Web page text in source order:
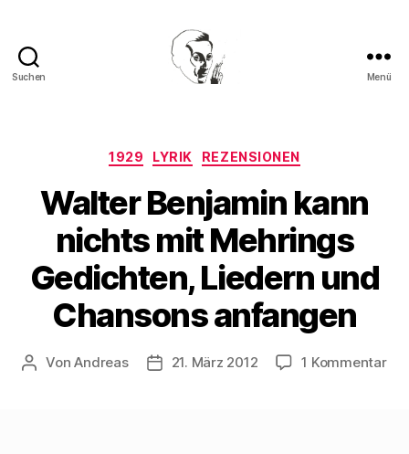
Suchen Menü
Kategorien
1929 LYRIK REZENSIONEN
Walter Benjamin kann
nichts mit Mehrings
Gedichten, Liedern und
Chansons anfangen
Beitragsautor
VonAndreas Beitragsdatum
21. März 2012 1 Kommentarzu